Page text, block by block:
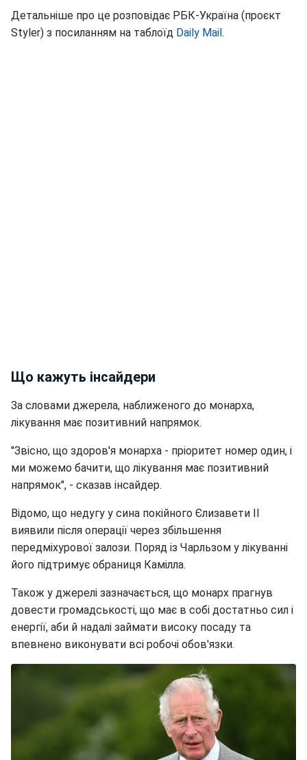
Детальніше про це розповідає РБК-Україна (проєкт
Styler) з посиланням на таблоїд Daily Mail .
Що кажуть інсайдери
За словами джерела, наближеного до монарха,
лікування має позитивний напрямок.
"Звісно, що здоров'я монарха - пріоритет номер один, і
ми можемо бачити, що лікування має позитивний
напрямок", - сказав інсайдер.
Відомо, що недугу у сина покійного Єлизавети II
виявили після операції через збільшення
передміхурової залози. Поряд із Чарльзом у лікуванні
його підтримує обраниця Камілла.
Також у джерелі зазначається, що монарх прагнув
довести громадськості, що має в собі достатньо сил і
енергії, аби й надалі займати високу посаду та
впевнено виконувати всі робочі обов'язки.